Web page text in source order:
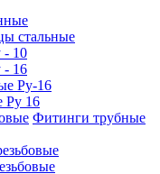
стальные
- 10
- 16
Ру-16
Ру 16
Фитинги трубные